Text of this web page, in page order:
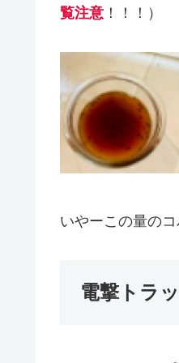
覧注意 ！！！）
いやーこの量の
電撃トラ